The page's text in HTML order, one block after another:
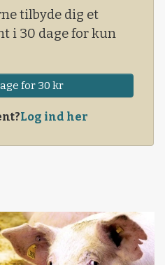
tilbyde dig et
i 30 dage for kun
for 30 kr
Log ind her